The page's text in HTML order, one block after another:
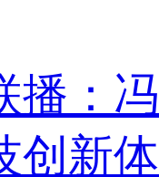
播：
创新